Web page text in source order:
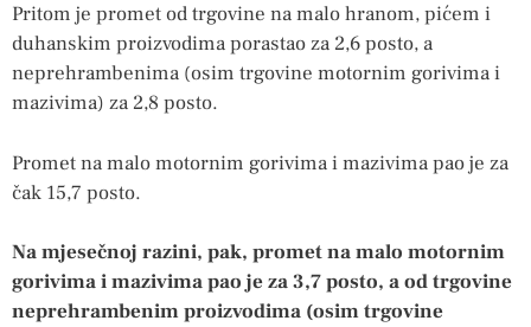
Pritom je promet od trgovine na malo hranom, pićem i
duhanskim proizvodima porastao za 2,6 posto, a
neprehrambenima (osim trgovine motornim gorivima i
mazivima) za 2,8 posto.
Promet na malo motornim gorivima i mazivima pao je za
čak 15,7 posto.
Na mjesečnoj razini, pak, promet na malo motornim
gorivima i mazivima pao je za 3,7 posto, a od trgovine
neprehrambenim proizvodima (osim trgovine